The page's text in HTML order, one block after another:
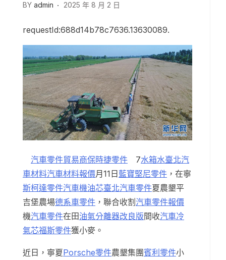
BY admin 2025 年 8 月 2 日
requestId:688d14b78c7636.13630089.
汽車零件貿易商保時捷零件 7水箱水臺北汽
車材料汽車材料報價月11日 藍寶堅尼零件 ，在寧
斯柯達零件汽車機油芯臺北汽車零件夏農墾平
吉堡農場德系車零件 ，聯合收割 汽車零件報價
機汽車零件在田油氣分離器改良版間收汽車冷
氣芯福斯零件獲小麥。
近日，寧夏Porsche零件農墾集團賓利零件小